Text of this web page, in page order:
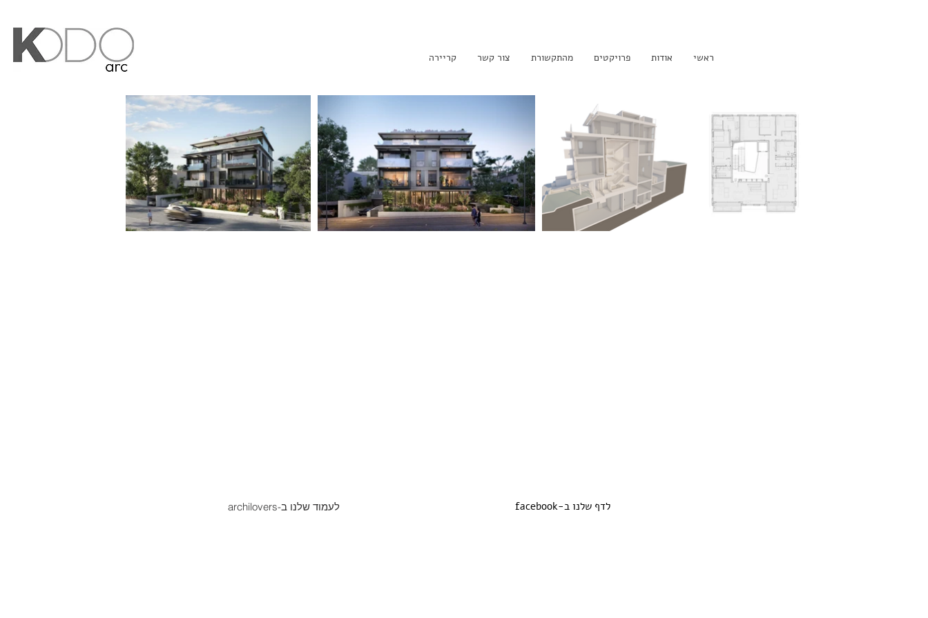
קריירה צור קשר מהתקשורת פרויקטים אודות ראשי
archilovers-לעמוד שלנו ב facebook-לדף שלנו ב